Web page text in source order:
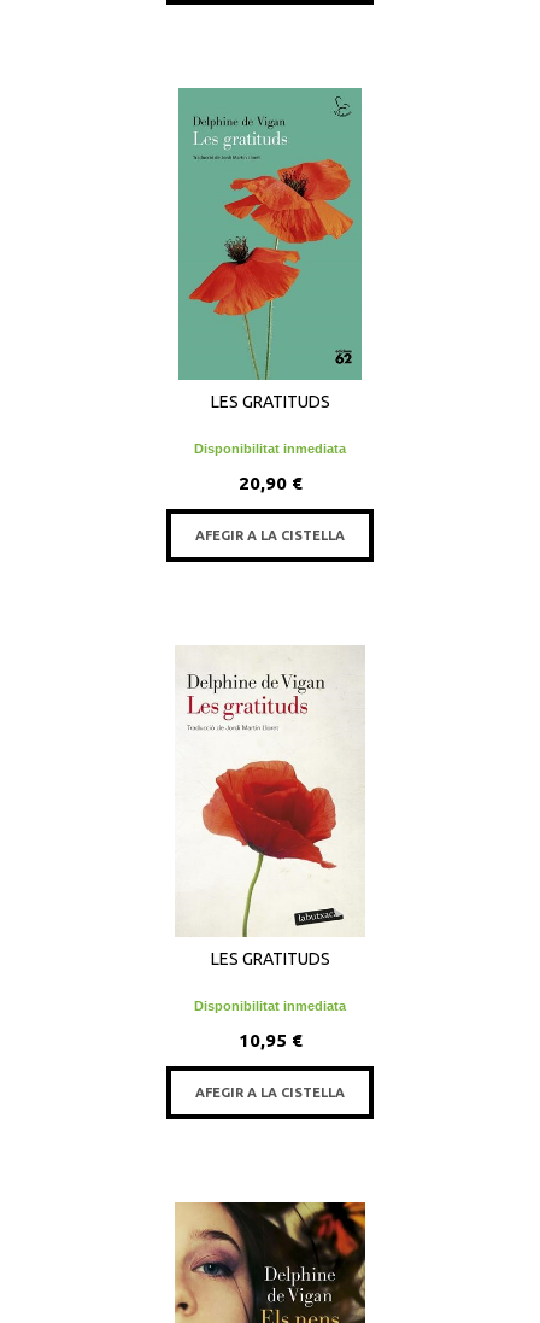
LES GRATITUDS
Disponibilitat inmediata
20,90 €
AFEGIR A LA CISTELLA
LES GRATITUDS
Disponibilitat inmediata
10,95 €
AFEGIR A LA CISTELLA